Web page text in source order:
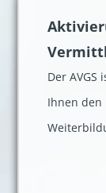
Der
Ihnen den